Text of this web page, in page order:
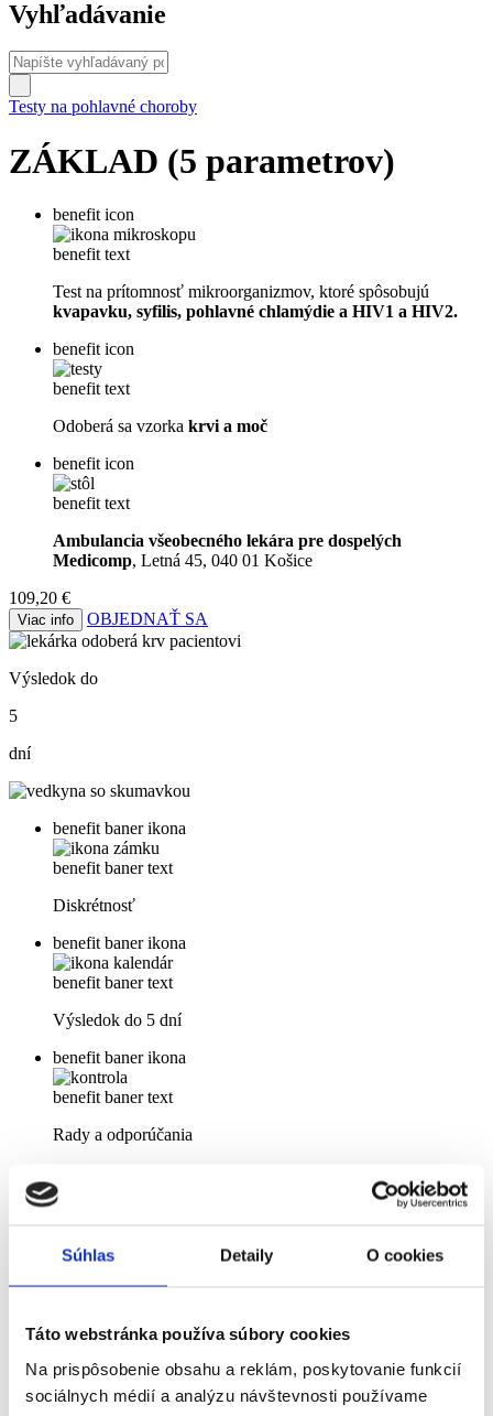
Súhlas Detaily O cookies
Táto webstránka používa súbory cookies
Na prispôsobenie obsahu a reklám, poskytovanie funkcií
sociálnych médií a analýzu návštevnosti používame
Vyhľadávanie
Testy na pohlavné choroby
ZÁKLAD (5 parametrov)
benefit icon
benefit text
Test na prítomnosť mikroorganizmov, ktoré spôsobujú
kvapavku, syfilis, pohlavné chlamýdie a HIV1 a HIV2.
benefit icon
benefit text
Odoberá sa vzorka krvi a moč
benefit icon
benefit text
Ambulancia všeobecného lekára pre dospelých
Medicomp, Letná 45, 040 01 Košice
109,20 €
Viac info OBJEDNAŤ SA
Výsledok do
5
dní
benefit baner ikona
benefit baner text
Diskrétnosť
benefit baner ikona
benefit baner text
Výsledok do 5 dní
benefit baner ikona
benefit baner text
Rady a odporúčania
Ako prebieha odber?
V deň testovania príďte do ambulancie, ktorá sa nachádza v
Košiciach na Letnej 45 (Ambulancia všeobecného lekára pre
dospelých Medicomp). Doneste si vzorku moču. Pokyny na
V ambulancii vám odoberieme krv.
Do 5 dní vám príde zrozumiteľne vysvetlený výsledok vo
forme e-mailu.
Spolu s výsledkom dostanete odporúčanie s ďalším postupom.